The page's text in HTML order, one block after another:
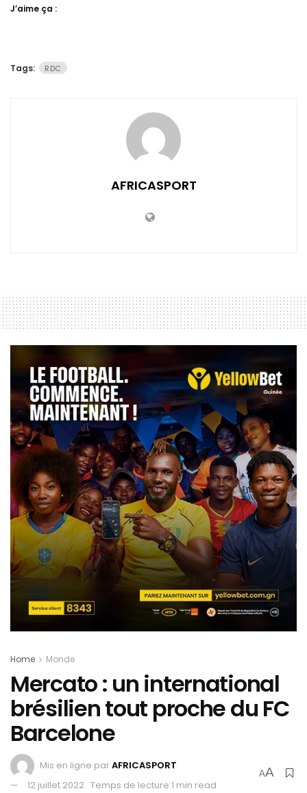
J’aime ça :
Tags: RDC
AFRICASPORT
Home Monde
Mercato : un international
brésilien tout proche du FC
Barcelone
Mis en ligne parAFRICASPORT
12 juillet 2022 Temps de lecture:1 min read
AA